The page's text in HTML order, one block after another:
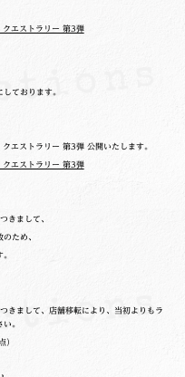
エストラリー 第3弾
ております。
ストラリー 第3弾 公開いたします。
エストラリー 第3弾
きまして、
ため、
きまして、店舗移転により、当初よりもラ
。
）